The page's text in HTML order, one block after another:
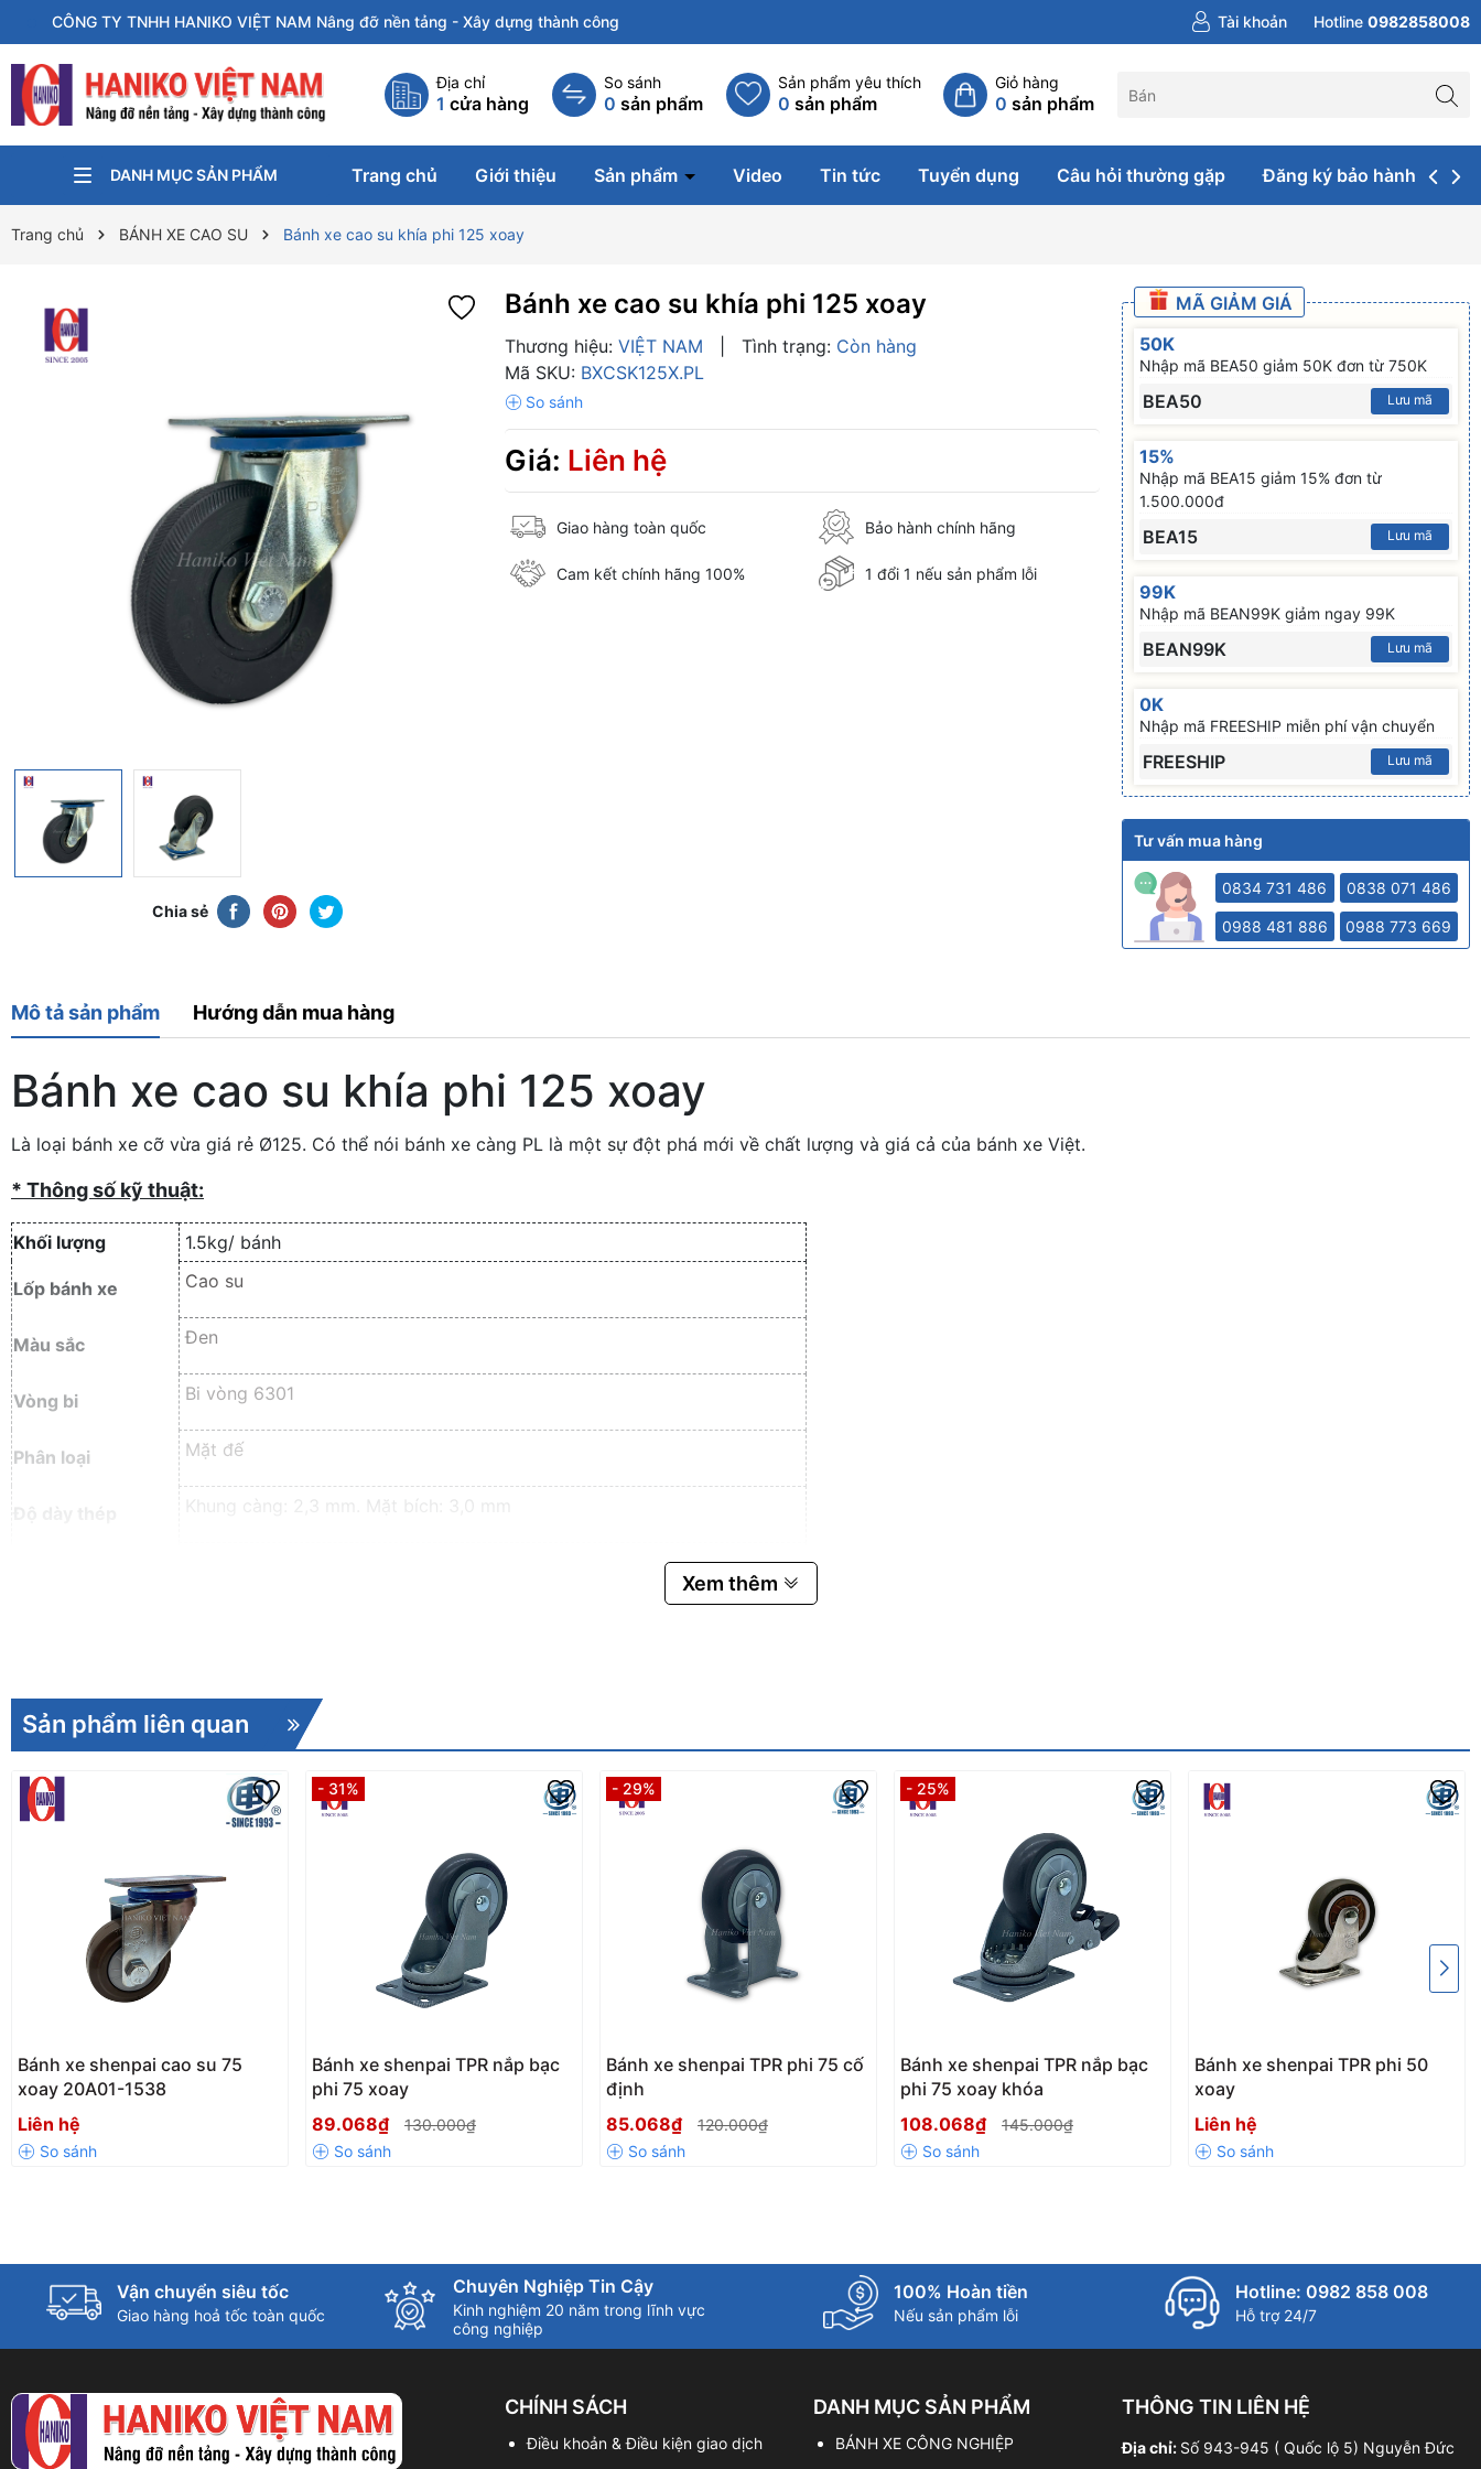
CÔNG TY TNHH HANIKO VIỆT NAM Nâng đỡ nền tảng - Xây dựng thành công Tài khoản Hotline 0982858008
Địa chỉ
1 cửa hàng
So sánh
0 sản phẩm
Sản phẩm yêu thích
0 sản phẩm
Giỏ hàng
0 sản phẩm
DANH MỤC SẢN PHẨM Trang chủ Giới thiệu Sản phẩm Video Tin tức Tuyển dụng Câu hỏi thường gặp Đăng ký bảo hành & sửa
Trang chủ BÁNH XE CAO SU Bánh xe cao su khía phi 125 xoay
Chia sẻ
Bánh xe cao su khía phi 125 xoay
Thương hiệu: VIỆT NAM Tình trạng: Còn hàng
Mã SKU: BXCSK125X.PL
Giá: Liên hệ
Giao hàng toàn quốc Bảo hành chính hãng
Cam kết chính hãng 100% 1 đổi 1 nếu sản phẩm lỗi
MÃ GIẢM GIÁ
50K
Nhập mã BEA50 giảm 50K đơn từ 750K
BEA50 Lưu mã
15%
Nhập mã BEA15 giảm 15% đơn từ
1.500.000đ
BEA15 Lưu mã
99K
Nhập mã BEAN99K giảm ngay 99K
BEAN99K Lưu mã
0K
Nhập mã FREESHIP miễn phí vận chuyển
FREESHIP Lưu mã
Tư vấn mua hàng
0834 731 486 0838 071 486
0988 481 886 0988 773 669
Mô tả sản phẩm Hướng dẫn mua hàng
Bánh xe cao su khía phi 125 xoay
Là loại bánh xe cỡ vừa giá rẻ Ø125. Có thể nói bánh xe càng PL là một sự đột phá mới về chất lượng và giá cả của bánh xe Việt.
* Thông số kỹ thuật:
Khối lượng 1.5kg/ bánh
Lốp bánh xe Cao su
Màu sắc Đen
Vòng bi Bi vòng 6301
Phân loại Mặt đế
Khung càng: 2,3 mm. Mặt bích: 3,0 mm
Xem thêm
Sản phẩm liên quan
Bánh xe shenpai cao su 75
xoay 20A01-1538
Liên hệ
- 31%
Bánh xe shenpai TPR nắp bạc
phi 75 xoay
89.068₫
130.000₫
- 29%
Bánh xe shenpai TPR phi 75 cố
định
85.068₫
120.000₫
- 25%
Bánh xe shenpai TPR nắp bạc
phi 75 xoay khóa
108.068₫
145.000₫
Bánh xe shenpai TPR phi 50
xoay
Liên hệ
Vận chuyển siêu tốc
Giao hàng hoả tốc toàn quốc
Chuyên Nghiệp Tin Cậy
Kinh nghiệm 20 năm trong lĩnh vực
công nghiệp
100% Hoàn tiền
Nếu sản phẩm lỗi
Hotline: 0982 858 008
Hỗ trợ 24/7
CHÍNH SÁCH
Điều khoản & Điều kiện giao dịch
DANH MỤC SẢN PHẨM
BÁNH XE CÔNG NGHIỆP
THÔNG TIN LIÊN HỆ
Địa chỉ: Số 943-945 ( Quốc lộ 5) Nguyễn Đức